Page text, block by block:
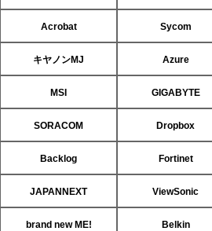
Acrobat Sycom
キヤノンMJ Azure
MSI GIGABYTE
SORACOM Dropbox
Backlog Fortinet
JAPANNEXT ViewSonic
brand new ME! Belkin